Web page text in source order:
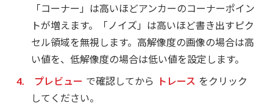
「コーナー」は高いほどアンカーのコーナーポイン
トが増えます。「ノイズ」は高いほど書き出すピク
セル領域を無視します。高解像度の画像の場合は高
い値を、低解像度の場合は低い値を設定します。
プレビュー で確認してから トレース をクリック
してください。